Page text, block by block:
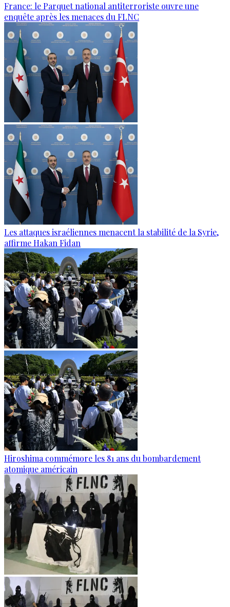
France: le Parquet national antiterroriste ouvre une
enquête après les menaces du FLNC
Les attaques israéliennes menacent la stabilité de la Syrie,
affirme Hakan Fidan
Hiroshima commémore les 81 ans du bombardement
atomique américain